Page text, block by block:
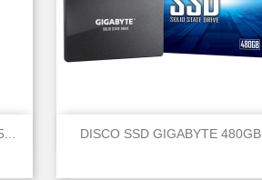
DISCO SSD GIGABYTE 480GB
Vista rápida